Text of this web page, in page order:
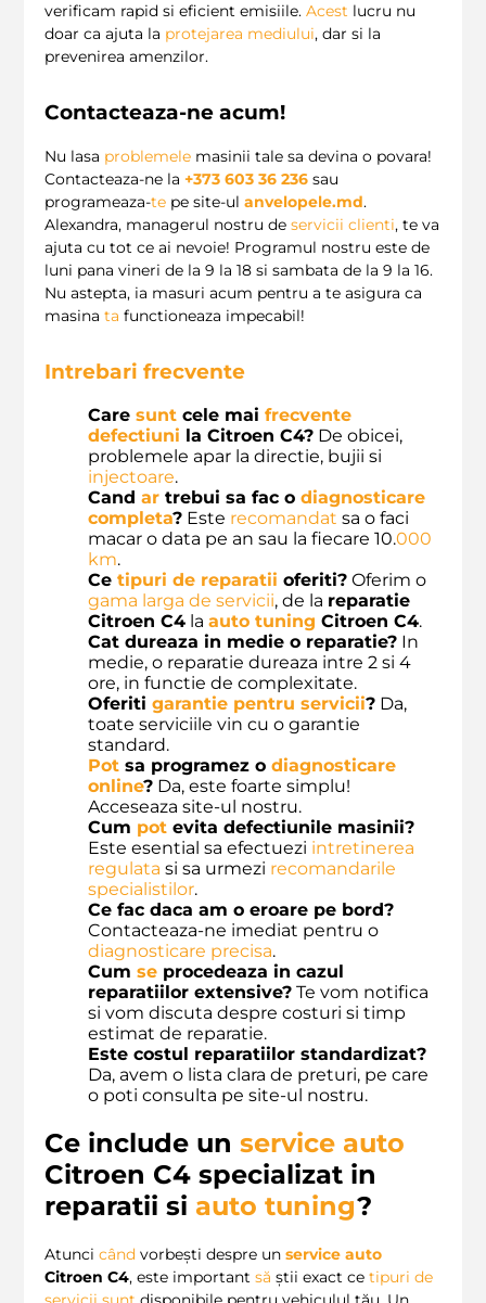
verificam rapid si eficient emisiile. Acest lucru nu
doar ca ajuta la protejarea mediului, dar si la
prevenirea amenzilor.
Contacteaza-ne acum!
Nu lasa problemele masinii tale sa devina o povara!
Contacteaza-ne la +373 603 36 236 sau
programeaza-te pe site-ul anvelopele.md.
Alexandra, managerul nostru de servicii clienti, te va
ajuta cu tot ce ai nevoie! Programul nostru este de
luni pana vineri de la 9 la 18 si sambata de la 9 la 16.
Nu astepta, ia masuri acum pentru a te asigura ca
masina ta functioneaza impecabil!
Intrebari frecvente
Care sunt cele mai frecvente
defectiuni la Citroen C4? De obicei,
problemele apar la directie, bujii si
injectoare.
Cand ar trebui sa fac o diagnosticare
completa? Este recomandat sa o faci
macar o data pe an sau la fiecare 10.000
km.
Ce tipuri de reparatii oferiti? Oferim o
gama larga de servicii, de la reparatie
Citroen C4 la auto tuning Citroen C4.
Cat dureaza in medie o reparatie? In
medie, o reparatie dureaza intre 2 si 4
ore, in functie de complexitate.
Oferiti garantie pentru servicii? Da,
toate serviciile vin cu o garantie
standard.
Pot sa programez o diagnosticare
online? Da, este foarte simplu!
Acceseaza site-ul nostru.
Cum pot evita defectiunile masinii?
Este esential sa efectuezi intretinerea
regulata si sa urmezi recomandarile
specialistilor.
Ce fac daca am o eroare pe bord?
Contacteaza-ne imediat pentru o
diagnosticare precisa.
Cum se procedeaza in cazul
reparatiilor extensive? Te vom notifica
si vom discuta despre costuri si timp
estimat de reparatie.
Este costul reparatiilor standardizat?
Da, avem o lista clara de preturi, pe care
o poti consulta pe site-ul nostru.
Ce include un service auto
Citroen C4 specializat in
reparatii si auto tuning?
Atunci când vorbești despre un service auto
Citroen C4, este important să știi exact ce tipuri de